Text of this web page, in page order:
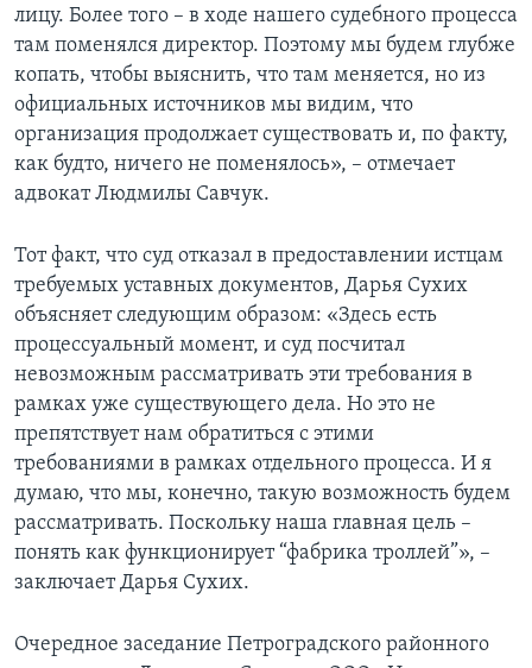
лицу. Более того – в ходе нашего судебного процесса
там поменялся директор. Поэтому мы будем глубже
копать, чтобы выяснить, что там меняется, но из
официальных источников мы видим, что
организация продолжает существовать и, по факту,
как будто, ничего не поменялось», – отмечает
адвокат Людмилы Савчук.
Тот факт, что суд отказал в предоставлении истцам
требуемых уставных документов, Дарья Сухих
объясняет следующим образом: «Здесь есть
процессуальный момент, и суд посчитал
невозможным рассматривать эти требования в
рамках уже существующего дела. Но это не
препятствует нам обратиться с этими
требованиями в рамках отдельного процесса. И я
думаю, что мы, конечно, такую возможность будем
рассматривать. Поскольку наша главная цель –
понять как функционирует “фабрика троллей”», –
заключает Дарья Сухих.
Очередное заседание Петроградского районного